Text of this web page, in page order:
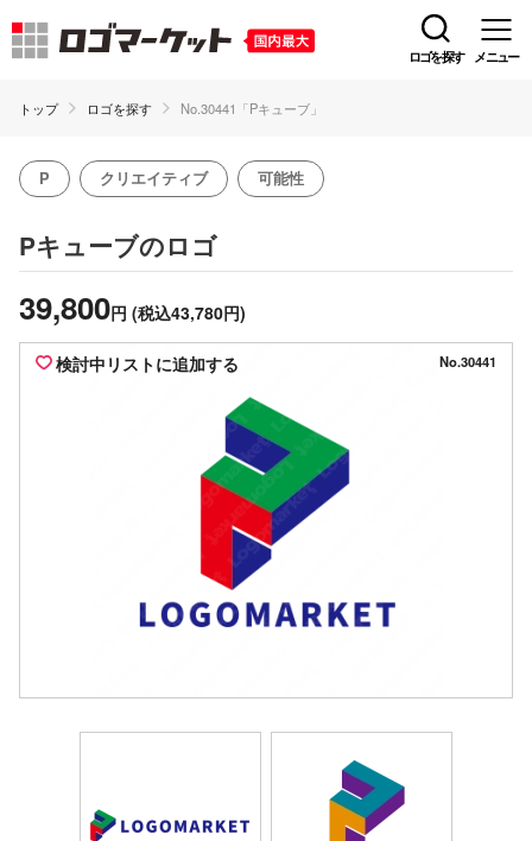
ロゴを探す メニュー
トップ ロゴを探す No.30441「Pキューブ」
P クリエイティブ 可能性
Pキューブのロゴ
39,800円 (税込43,780円)
検討中リストに追加する No.30441